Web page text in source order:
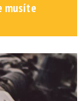
musíte